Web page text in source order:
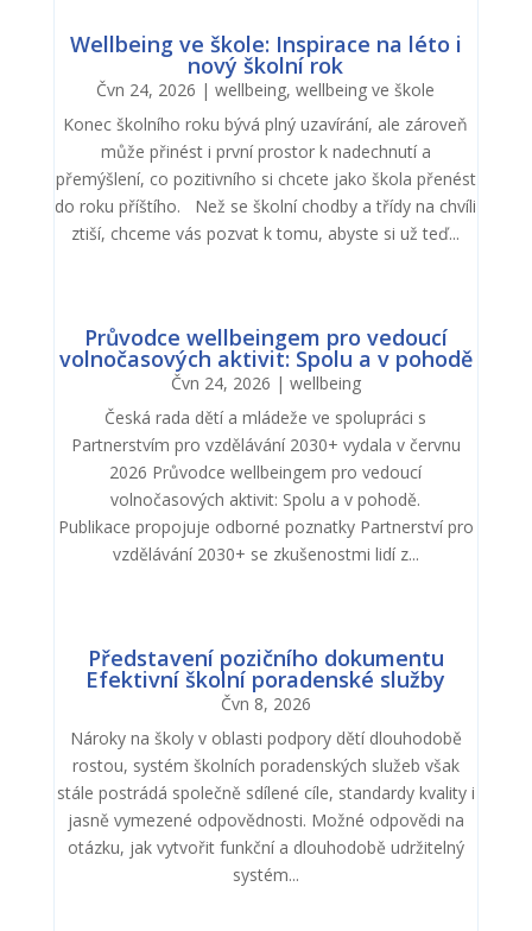
Wellbeing ve škole: Inspirace na léto i
nový školní rok
Čvn 24, 2026 |wellbeing,wellbeing ve škole
Konec školního roku bývá plný uzavírání, ale zároveň
může přinést i první prostor k nadechnutí a
přemýšlení, co pozitivního si chcete jako škola přenést
do roku příštího. Než se školní chodby a třídy na chvíli
ztiší, chceme vás pozvat k tomu, abyste si už teď...
Průvodce wellbeingem pro vedoucí
volnočasových aktivit: Spolu a v pohodě
Čvn 24, 2026 | wellbeing
Česká rada dětí a mládeže ve spolupráci s
Partnerstvím pro vzdělávání 2030+ vydala v červnu
2026 Průvodce wellbeingem pro vedoucí
volnočasových aktivit: Spolu a v pohodě.
Publikace propojuje odborné poznatky Partnerství pro
vzdělávání 2030+ se zkušenostmi lidí z...
Představení pozičního dokumentu
Efektivní školní poradenské služby
Čvn 8, 2026
Nároky na školy v oblasti podpory dětí dlouhodobě
rostou, systém školních poradenských služeb však
stále postrádá společně sdílené cíle, standardy kvality i
jasně vymezené odpovědnosti. Možné odpovědi na
otázku, jak vytvořit funkční a dlouhodobě udržitelný
systém...